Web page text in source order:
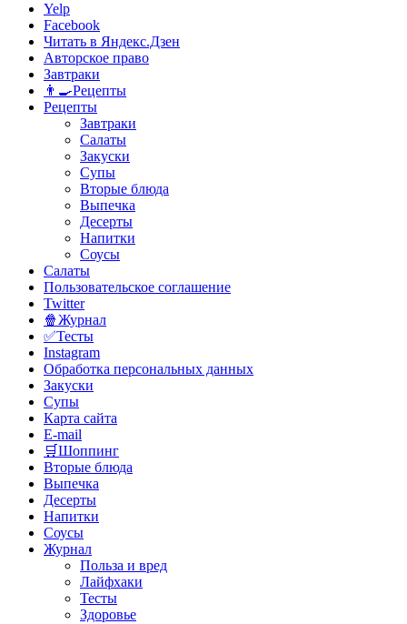
Yelp
Facebook
Читать в Яндекс.Дзен
Авторское право
Завтраки
👨‍🍳Рецепты
Рецепты
Завтраки
Салаты
Закуски
Супы
Вторые блюда
Выпечка
Десерты
Напитки
Соусы
Салаты
Пользовательское соглашение
Twitter
🍿Журнал
✅Тесты
Instagram
Обработка персональных данных
Закуски
Супы
Карта сайта
E-mail
🛒Шоппинг
Вторые блюда
Выпечка
Десерты
Напитки
Соусы
Журнал
Польза и вред
Лайфхаки
Тесты
Здоровье